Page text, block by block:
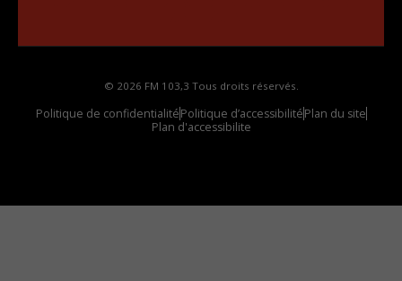
© 2026 FM 103,3 Tous droits réservés.
Politique de confidentialitéPolitique d’accessibilitéPlan du site
Plan d'accessibilite